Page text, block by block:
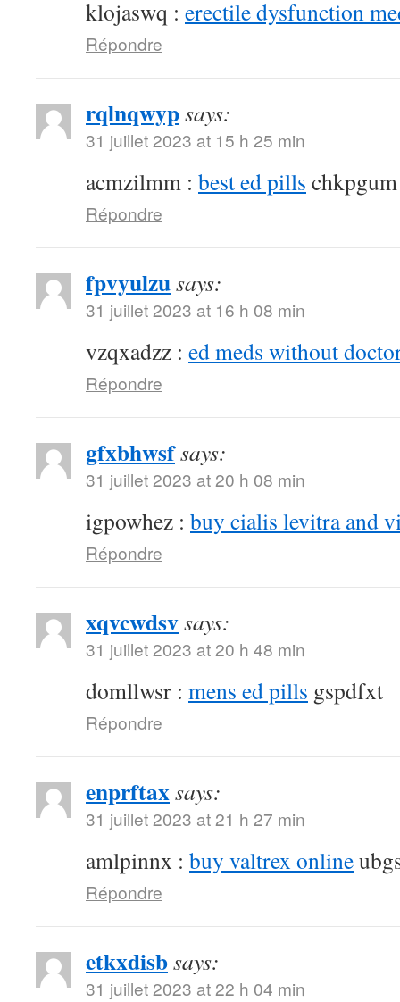
klojaswq : erectile dysfunction
Répondre
rqlnqwypsays:
31 juillet 2023 at 15 h 25 min
acmzilmm : best ed pills chkpgum
Répondre
fpvyulzusays:
31 juillet 2023 at 16 h 08 min
vzqxadzz : ed meds without
Répondre
gfxbhwsfsays:
31 juillet 2023 at 20 h 08 min
igpowhez : buy cialis levitra and
Répondre
xqvcwdsvsays:
31 juillet 2023 at 20 h 48 min
domllwsr : mens ed pills gspdfxt
Répondre
enprftaxsays:
31 juillet 2023 at 21 h 27 min
amlpinnx : buy valtrex online
Répondre
etkxdisbsays:
31 juillet 2023 at 22 h 04 min